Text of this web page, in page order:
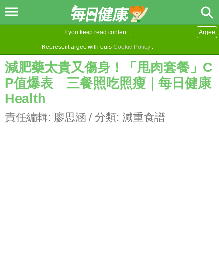
If you keep read content ,
Represent argee with ours Cookie Policy .
Argee
減肥藥太貴又傷身！「甩肉套餐」C
P值爆表 三餐照吃照瘦｜每日健康
Health
責任編輯: 廖思涵 / 分類: 減重食譜